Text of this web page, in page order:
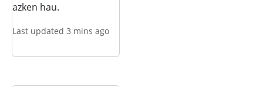
azken hau.
Last updated 3 mins ago